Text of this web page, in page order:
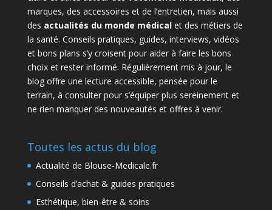
marques, des accessoires et de l’entretien, mais aussi
des actualités du monde médicalet des métiers de
la santé. Conseils pratiques, guides, interviews, vidéos
et bons plans s’y croisent pour aider à faire les bons
choix et rester informé. Régulièrement mis à jour, le
blog offre une lecture accessible, pensée pour le
terrain, à consulter pour s’équiper plus sereinement et
ne rien manquer des nouveautés et offres à venir.
Toutes les actus du blog
Actualité de Blouse-Medicale.fr
Conseils d’achat & guides pratiques
Esthétique, bien-être & soins